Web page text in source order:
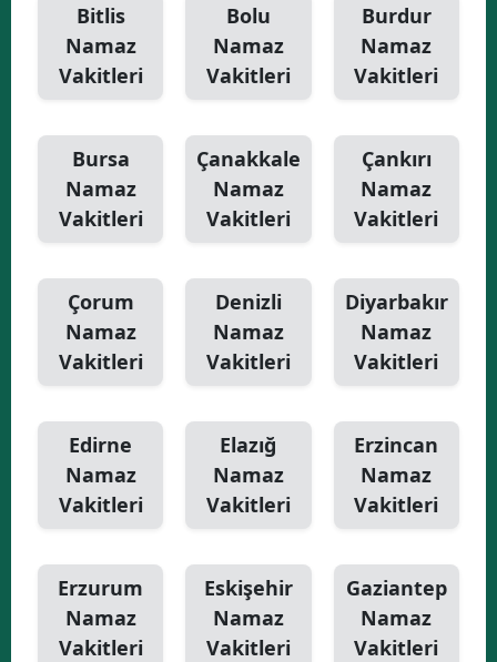
Bitlis
Namaz
Vakitleri
Bolu
Namaz
Vakitleri
Burdur
Namaz
Vakitleri
Bursa
Namaz
Vakitleri
Çanakkale
Namaz
Vakitleri
Çankırı
Namaz
Vakitleri
Çorum
Namaz
Vakitleri
Denizli
Namaz
Vakitleri
Diyarbakır
Namaz
Vakitleri
Edirne
Namaz
Vakitleri
Elazığ
Namaz
Vakitleri
Erzincan
Namaz
Vakitleri
Erzurum
Namaz
Vakitleri
Eskişehir
Namaz
Vakitleri
Gaziantep
Namaz
Vakitleri